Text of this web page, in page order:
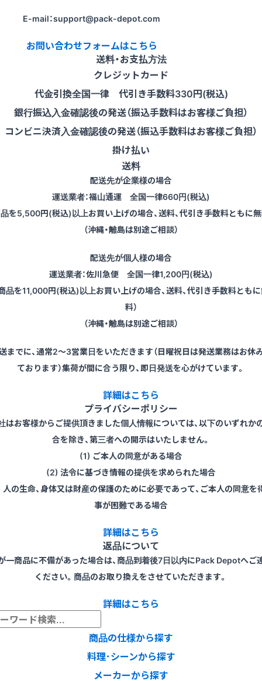
E-mail：support@pack-depot.com
お問い合わせフォームはこちら
送料・お支払方法
クレジットカード
代金引換全国一律 代引き手数料330円(税込)
銀行振込入金確認後の発送（振込手数料はお客様ご負担）
コンビニ決済入金確認後の発送（振込手数料はお客様ご負担）
掛け払い
送料
配送先が企業様の場合
運送業者：福山通運 全国一律660円(税込)
品を5,500円(税込)以上お買い上げの場合、送料、代引き手数料ともに無
（沖縄・離島は別途ご相談）
配送先が個人様の場合
運送業者：佐川急便 全国一律1,200円(税込)
品を11,000円(税込)以上お買い上げの場合、送料、代引き手数料とも
料）
（沖縄・離島は別途ご相談）
までに、通常2～3営業日をいただきます（日曜祝日は発送業務はお休
ております）集荷が間に合う限り、即日発送を心がけています。
詳細はこちら
プライバシーポリシー
はお客様からご提供頂きました個人情報については、以下のいずれか
合を除き、第三者への開示はいたしません。
(1) ご本人の同意がある場合
(2) 法令に基づき情報の提供を求められた場合
の生命、身体又は財産の保護のために必要であって、ご本人の同意を
事が困難である場合
詳細はこちら
返品について
一商品に不備があった場合は、商品到着後7日以内にPack Depotへご
ください。商品のお取り換えをさせていただきます。
詳細はこちら
商品の仕様から探す
料理･シーンから探す
メーカーから探す